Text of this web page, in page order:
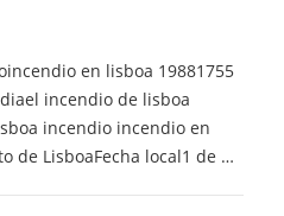
en lisboa 19881755
incendio de lisboa
incendio incendio en
de LisboaFecha local1 de …